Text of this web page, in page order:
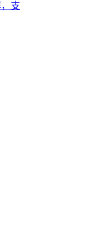
支